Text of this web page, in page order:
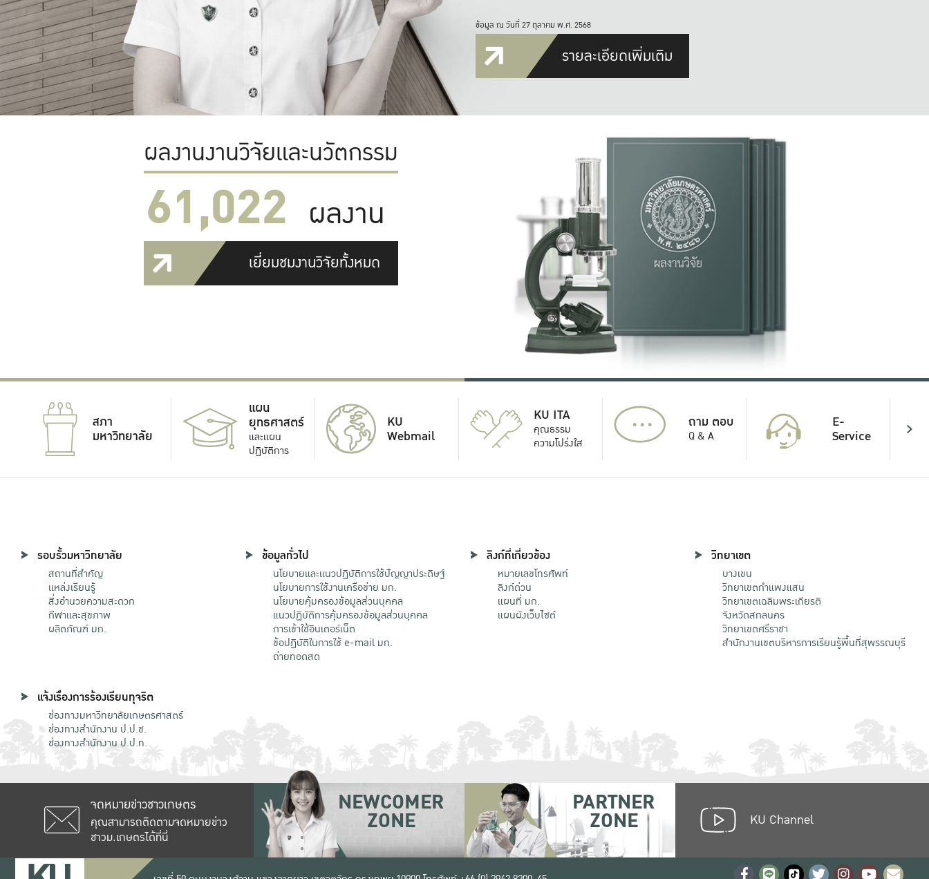
ข้อมูล ณ วันที่ 27 ตุลาคม พ.ศ. 2568
รายละเอียดเพิ่มเติม
ผลงานงานวิจัยและนวัตกรรม
61,022 ผลงาน
เยี่ยมชมงานวิจัยทั้งหมด
สภา
มหาวิทยาลัย
แผน
ยุทธศาสตร์
และแผน
ปฏิบัติการ
KU
Webmail
KU ITA
คุณธรรม
ความโปร่งใส
... ถาม ตอบ
Q & A
E-
Service
รอบรั้วมหาวิทยาลัย
สถานที่สำคัญ
แหล่งเรียนรู้
สิ่งอำนวยความสะดวก
กีฬาและสุขภาพ
ผลิตภัณฑ์ มก.
ข้อมูลทั่วไป
นโยบายและแนวปฏิบัติการใช้ปัญญาประดิษฐ์
นโยบายการใช้งานเครือข่าย มก.
นโยบายคุ้มครองข้อมูลส่วนบุคคล
แนวปฏิบัติการคุ้มครองข้อมูลส่วนบุคคล
การเข้าใช้อินเตอร์เน็ต
ข้อปฏิบัติในการใช้ e-mail มก.
ถ่ายทอดสด
ลิงก์ที่เกี่ยวข้อง
หมายเลขโทรศัพท์
ลิงก์ด่วน
แผนที่ มก.
แผนผังเว็บไซต์
วิทยาเขต
บางเขน
วิทยาเขตกําแพงแสน
วิทยาเขตเฉลิมพระเกียรติ
จังหวัดสกลนคร
วิทยาเขตศรีราชา
สำนักงานเขตบริหารการเรียนรู้พื้นที่สุพรรณบุรี
แจ้งเรื่องการร้องเรียนทุจริต
ช่องทางมหาวิทยาลัยเกษตรศาสตร์
ช่องทางสำนักงาน ป.ป.ช.
ช่องทางสำนักงาน ป.ป.ท.
จดหมายข่าวชาวเกษตร
คุณสามารถติดตามจดหมายข่าว
ชาวม.เกษตรได้ที่นี่
NEWCOMER
ZONE
PARTNER
ZONE KU Channel